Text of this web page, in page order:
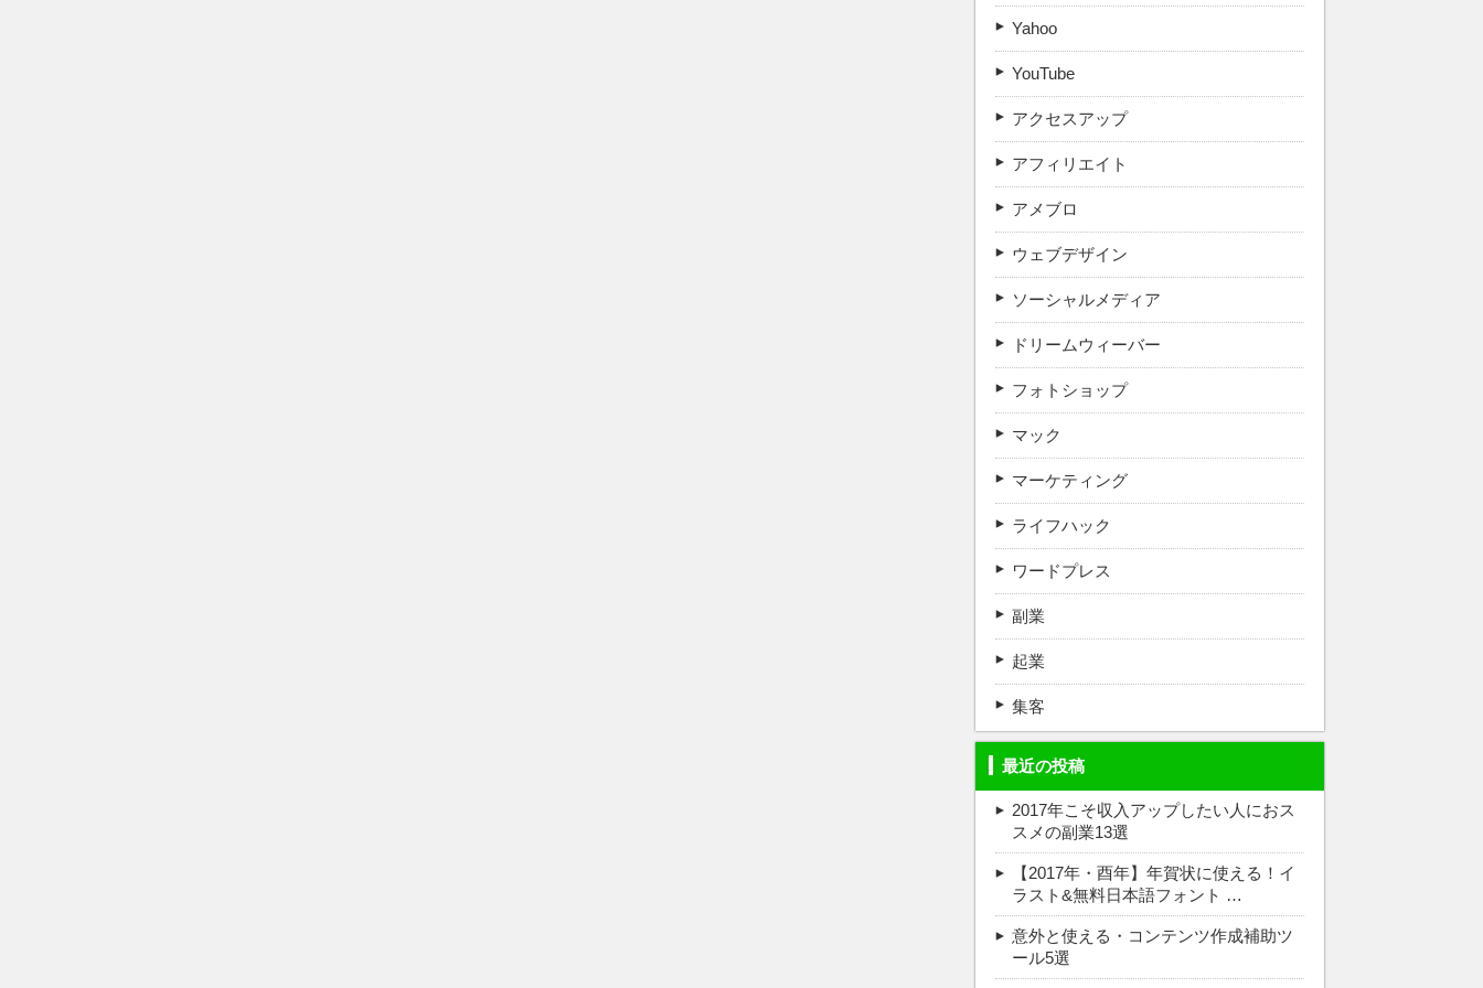
Yahoo
YouTube
アクセスアップ
アフィリエイト
アメブロ
ウェブデザイン
ソーシャルメディア
ドリームウィーバー
フォトショップ
マック
マーケティング
ライフハック
ワードプレス
副業
起業
集客
最近の投稿
2017年こそ収入アップしたい人におス
スメの副業13選
【2017年・酉年】年賀状に使える！イ
ラスト&無料日本語フォント …
意外と使える・コンテンツ作成補助ツ
ール5選